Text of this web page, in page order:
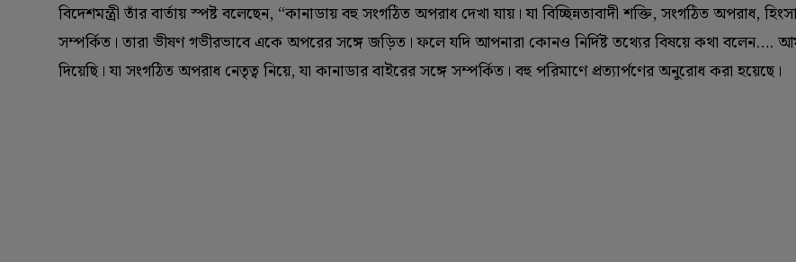
বিদেশমন্ত্রী তাঁর বার্তায় স্পষ্ট বলেছেন, “কানাডায় বহু সংগঠিত অপরাধ দেখা যায়। যা বিচ্ছিন্নতাবাদী শক্তি, সংগঠিত অপরাধ,
সম্পর্কিত। তারা ভীষণ গভীরভাবে একে অপরের সঙ্গে জড়িত। ফলে যদি আপনারা কোনও নির্দিষ্ট তথ্যের বিষয়ে কথা বলেন….
দিয়েছি। যা সংগঠিত অপরাধ নেতৃত্ব নিয়ে, যা কানাডার বাইরের সঙ্গে সম্পর্কিত। বহু পরিমাণে প্রত্যার্পণের অনুরোধ করা হয়েছে।